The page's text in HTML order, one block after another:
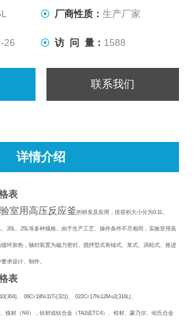
其他要求可根据用户要求设计、制
厂商性质： 生产厂家
26 访 问 量： 1588
联系我们
详情介绍
表
室用高压反应釜的研发及应用，按容积大小分为0.1L、
、20L、25L等多种规格。由于生产工艺、操作条件不尽相同，实验室用高
环加热，轴封装置为磁力密封。搅拌型式有锚式、浆式、涡轮式、推进
求设计、制作。
表
、06Cr18Ni11Ti(321) 、022Cr17Ni12Mo2(316L) 、
镍材（ N6），钛材或钛合金（TA2或TC4）、锆材、蒙乃尔、哈氏合金